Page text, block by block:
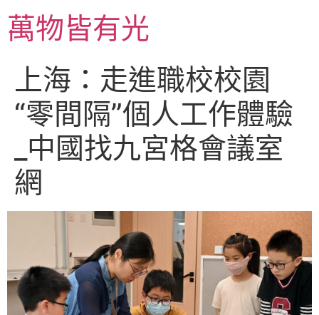
主萬物皆有光
上海：走進職校校園
“零間隔”個人工作體驗
_中國找九宮格會議室
網